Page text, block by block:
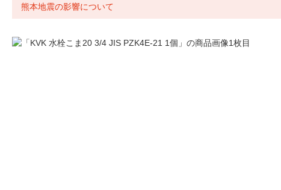
熊本地震の影響について